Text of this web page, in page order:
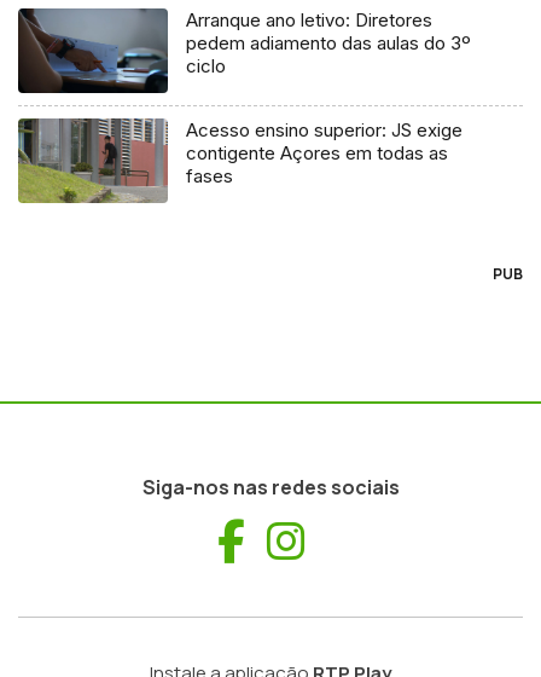
Arranque ano letivo: Diretores
pedem adiamento das aulas do 3º
ciclo
Acesso ensino superior: JS exige
contigente Açores em todas as
fases
PUB
Siga-nos nas redes sociais
Facebook